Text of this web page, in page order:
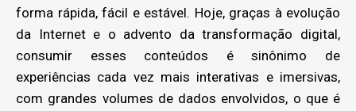
forma rápida, fácil e estável. Hoje, graças à evolução
da Internet e o advento da transformação digital,
consumir esses conteúdos é sinônimo de
experiências cada vez mais interativas e imersivas,
com grandes volumes de dados envolvidos, o que é